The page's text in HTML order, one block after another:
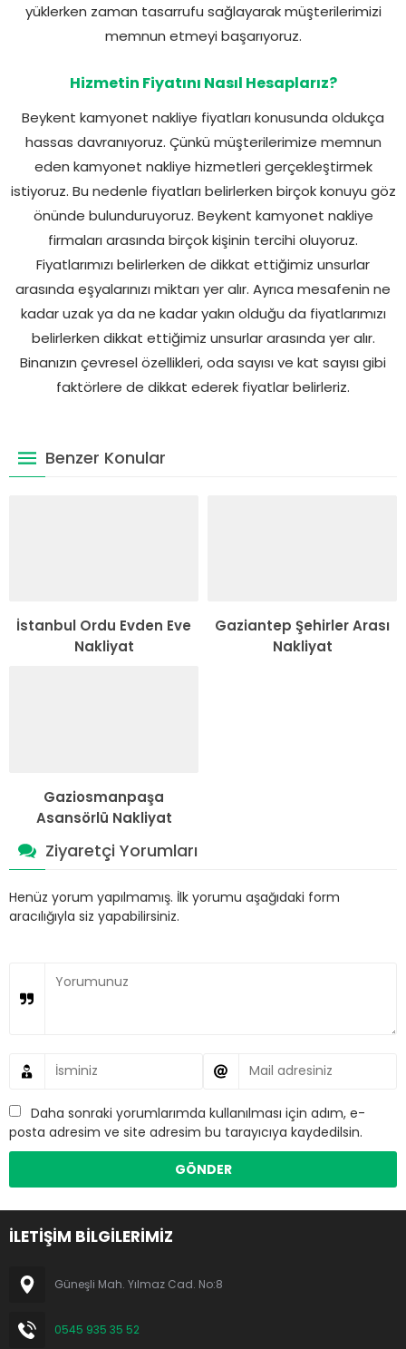
yüklerken zaman tasarrufu sağlayarak müşterilerimizi
memnun etmeyi başarıyoruz.
Hizmetin Fiyatını Nasıl Hesaplarız?
Beykent kamyonet nakliye fiyatları konusunda oldukça
hassas davranıyoruz. Çünkü müşterilerimize memnun
eden kamyonet nakliye hizmetleri gerçekleştirmek
istiyoruz. Bu nedenle fiyatları belirlerken birçok konuyu göz
önünde bulunduruyoruz. Beykent kamyonet nakliye
firmaları arasında birçok kişinin tercihi oluyoruz.
Fiyatlarımızı belirlerken de dikkat ettiğimiz unsurlar
arasında eşyalarınızı miktarı yer alır. Ayrıca mesafenin ne
kadar uzak ya da ne kadar yakın olduğu da fiyatlarımızı
belirlerken dikkat ettiğimiz unsurlar arasında yer alır.
Binanızın çevresel özellikleri, oda sayısı ve kat sayısı gibi
faktörlere de dikkat ederek fiyatlar belirleriz.
Benzer Konular
İstanbul Ordu Evden Eve
Nakliyat
Gaziantep Şehirler Arası
Nakliyat
Gaziosmanpaşa
Asansörlü Nakliyat
Ziyaretçi Yorumları
Henüz yorum yapılmamış. İlk yorumu aşağıdaki form
aracılığıyla siz yapabilirsiniz.
Daha sonraki yorumlarımda kullanılması için adım, e-
posta adresim ve site adresim bu tarayıcıya kaydedilsin.
İLETİŞİM BİLGİLERİMİZ
Güneşli Mah. Yılmaz Cad. No:8
0545 935 35 52